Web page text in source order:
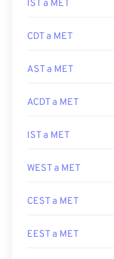
IST a MET
CDT a MET
AST a MET
ACDT a MET
IST a MET
WEST a MET
CEST a MET
EEST a MET